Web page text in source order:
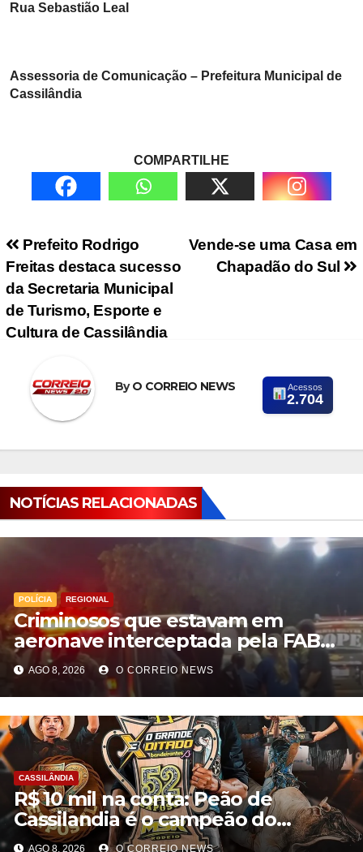
Rua Sebastião Leal
Assessoria de Comunicação – Prefeitura Municipal de
Cassilândia
COMPARTILHE
Navegação de PostVende-se uma Casa em
Chapadão do Sul
Prefeito Rodrigo
Freitas destaca sucesso
da Secretaria Municipal
de Turismo, Esporte e
Cultura de Cassilândia
ByO CORREIO NEWS Acessos
2.704
NOTÍCIAS RELACIONADAS
POLÍCIA REGIONAL
Criminosos que estavam em
aeronave interceptada pela FAB
em MS morrem durante confronto
com o Bope
AGO 8, 2026 O CORREIO NEWS
CASSILÂNDIA
R$ 10 mil na conta: Peão de
Cassilandia é o campeão do
desafio “O Grande Ditado
AGO 8, 2026 O CORREIO NEWS